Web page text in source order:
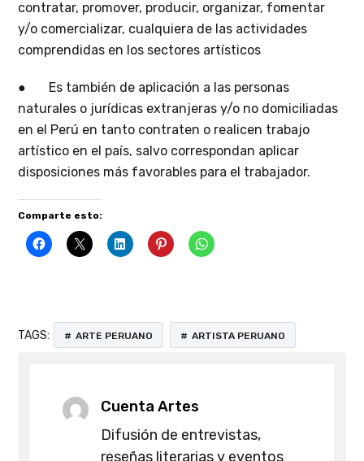
contratar, promover, producir, organizar, fomentar
y/o comercializar, cualquiera de las actividades
comprendidas en los sectores artísticos
● Es también de aplicación a las personas
naturales o jurídicas extranjeras y/o no domiciliadas
en el Perú en tanto contraten o realicen trabajo
artístico en el país, salvo correspondan aplicar
disposiciones más favorables para el trabajador.
Comparte esto:
TAGS: ARTE PERUANO ARTISTA PERUANO
Cuenta Artes
Difusión de entrevistas,
reseñas literarias y eventos